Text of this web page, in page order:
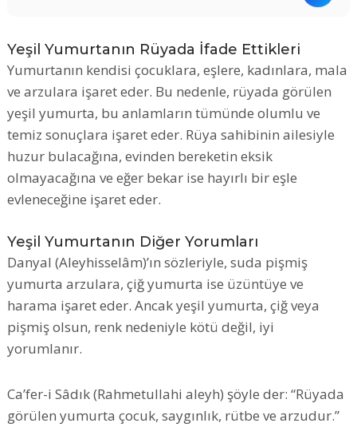
Yeşil Yumurtanın Rüyada İfade Ettikleri
Yumurtanın kendisi çocuklara, eşlere, kadınlara, mala
ve arzulara işaret eder. Bu nedenle, rüyada görülen
yeşil yumurta, bu anlamların tümünde olumlu ve
temiz sonuçlara işaret eder. Rüya sahibinin ailesiyle
huzur bulacağına, evinden bereketin eksik
olmayacağına ve eğer bekar ise hayırlı bir eşle
evleneceğine işaret eder.
Yeşil Yumurtanın Diğer Yorumları
Danyal (Aleyhisselâm)’ın sözleriyle, suda pişmiş
yumurta arzulara, çiğ yumurta ise üzüntüye ve
harama işaret eder. Ancak yeşil yumurta, çiğ veya
pişmiş olsun, renk nedeniyle kötü değil, iyi
yorumlanır.
Ca’fer-i Sâdık (Rahmetullahi aleyh) şöyle der: “Rüyada
görülen yumurta çocuk, saygınlık, rütbe ve arzudur.”